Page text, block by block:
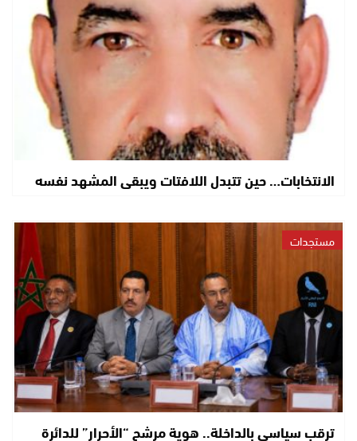
الانتخابات… حين تتبدل اللافتات ويبقى المشهد نفسه
مستجدات
ترقب سياسي بالداخلة.. هوية مرشح “الأحرار” للدائرة